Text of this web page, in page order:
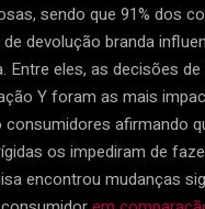
sendo que 91% dos
devolução branda
Entre eles, as decisões
Y foram as mais
afirmando
os impediram de
encontrou mudanças